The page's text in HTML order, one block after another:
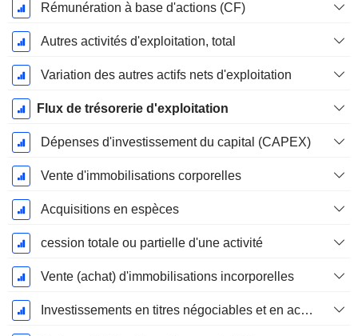
Rémunération à base d'actions (CF)
Autres activités d'exploitation, total
Variation des autres actifs nets d'exploitation
Flux de trésorerie d'exploitation
Dépenses d'investissement du capital (CAPEX)
Vente d'immobilisations corporelles
Acquisitions en espèces
cession totale ou partielle d'une activité
Vente (achat) d'immobilisations incorporelles
Investissements en titres négociables et en actions, total